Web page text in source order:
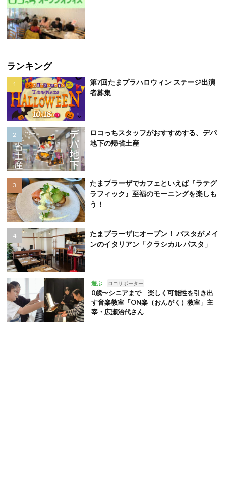
ランキング
第7回たまプラハロウィン ステージ出演
者募集
ロコっちスタッフがおすすめする、デパ
地下の帰省土産
たまプラーザでカフェといえば『ラテグ
ラフィック』至福のモーニングを楽しも
う！
たまプラーザにオープン！ パスタがメイ
ンのイタリアン「クラシカル パスタ」
遊ぶ ロコサポーター
0歳〜シニアまで 楽しく可能性を引き出
す音楽教室「ON楽（おんがく）教室」主
宰・広瀬治代さん